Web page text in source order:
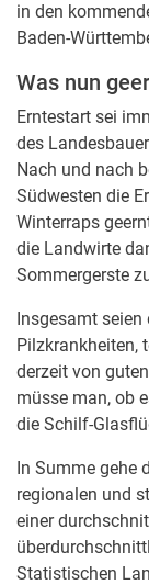
in den
Baden-
Was nun
Erntestart sei
des
Nach und nach
Südwesten die
Winterraps
die Landwirte
Sommergerste
Insgesamt seien
Pilzkrankheiten,
derzeit von
müsse man, ob
die Schilf-
In Summe gehe
regionalen und
einer
Statistischen